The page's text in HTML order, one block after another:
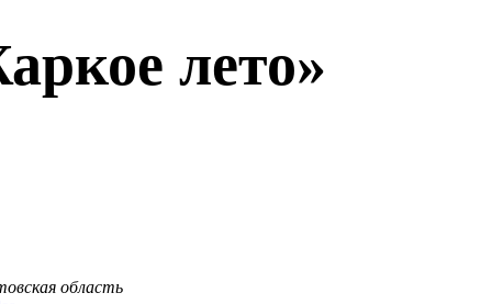
лето»
область